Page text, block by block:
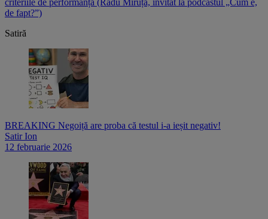
de fapt?”)
Satiră
BREAKING Negoiță are proba că testul i-a ieșit negativ!
Satir Ion
12 februarie 2026